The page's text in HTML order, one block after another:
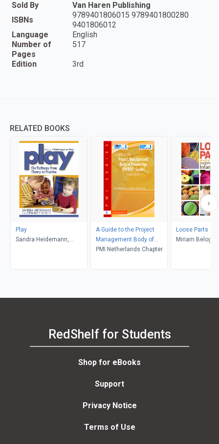
Sold By
Van Haren Publishing
ISBNs
9789401806015 9789401800280
9401806012
Language
English
Number of
Pages
517
Edition 3rd
RELATED BOOKS
Play
Sandra Heidemann,
A Guide to the Project
Management Body of
Knowledge:
PMI Netherlands Chapter
Loose Parts 2
Miriam
RedShelf for Students
Shop for eBooks
Support
Privacy Notice
Terms of Use